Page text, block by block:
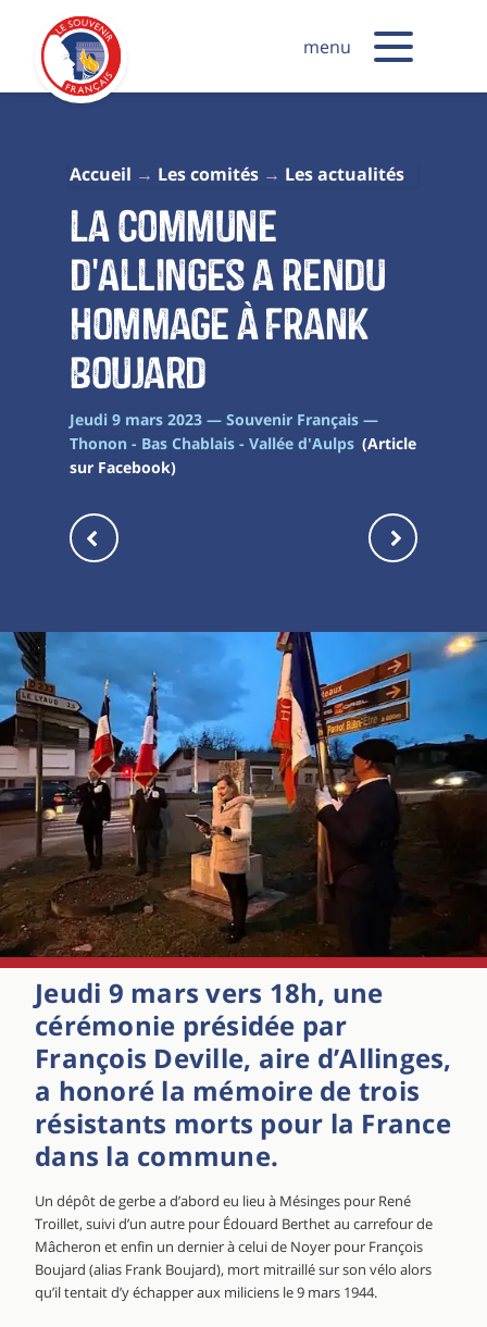
menu
Accueil Les comités Les actualités
La commune
d'Allinges a rendu
hommage à Frank
Boujard
Jeudi 9 mars 2023 — Souvenir Français —
Thonon - Bas Chablais - Vallée d'Aulps (Article
sur Facebook)
Jeudi 9 mars vers 18h, une
cérémonie présidée par
François Deville, aire d’Allinges,
a honoré la mémoire de trois
résistants morts pour la France
dans la commune.
Un dépôt de gerbe a d’abord eu lieu à Mésinges pour René
Troillet, suivi d’un autre pour Édouard Berthet au carrefour de
Mâcheron et enfin un dernier à celui de Noyer pour François
Boujard (alias Frank Boujard), mort mitraillé sur son vélo alors
qu’il tentait d’y échapper aux miliciens le 9 mars 1944.